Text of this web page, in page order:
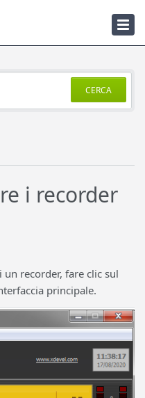
CERCA
i recorder
recorder, fare clic sul
principale.